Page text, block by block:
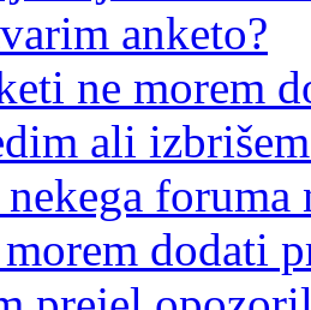
anketo?
ne morem
ali
foruma
dodati